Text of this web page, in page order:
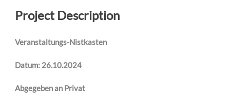
Project Description
Veranstaltungs-Nistkasten
Datum: 26.10.2024
Abgegeben an Privat